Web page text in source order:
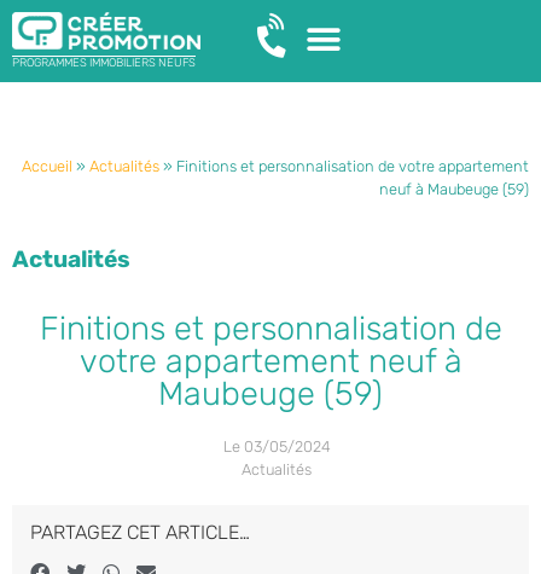
PROGRAMMES IMMOBILIERS NEUFS
Accueil » Actualités » Finitions et personnalisation de votre appartement
neuf à Maubeuge (59)
Actualités
Finitions et personnalisation de
votre appartement neuf à
Maubeuge (59)
Le 03/05/2024
Actualités
PARTAGEZ CET ARTICLE…